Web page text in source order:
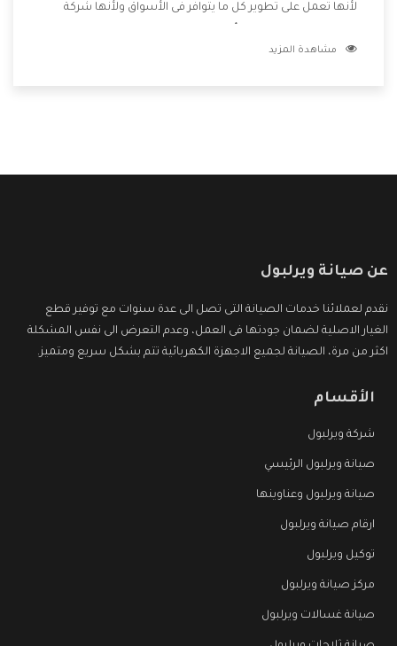
لأنها تعمل على تطوير كل ما يتوافر فى الأسواق ولأنها شركة
وتقدم للعملاء أقوى العروض والخصومات التى تسهل على
مشاهدة المزيد
عن صيانة ويرلبول
نقدم لعملائنا خدمات الصيانة التى تصل الى عدة سنوات مع توفير قطع
الغيار الاصلية لضمان جودتها فى العمل، وعدم التعرض الى نفس المشكلة
اكثر من مرة، الصيانة لجميع الاجهزة الكهربائية تتم بشكل سريع ومتميز.
الأقسام
شركة ويرلبول
صيانة ويرلبول الرئيسي
صيانة ويرلبول وعناوينها
ارقام صيانة ويرلبول
توكيل ويرلبول
مركز صيانة ويرلبول
صيانة غسالات ويرلبول